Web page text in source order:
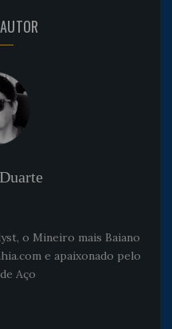
o Mineiro mais Baiano
e apaixonado pelo
Aço